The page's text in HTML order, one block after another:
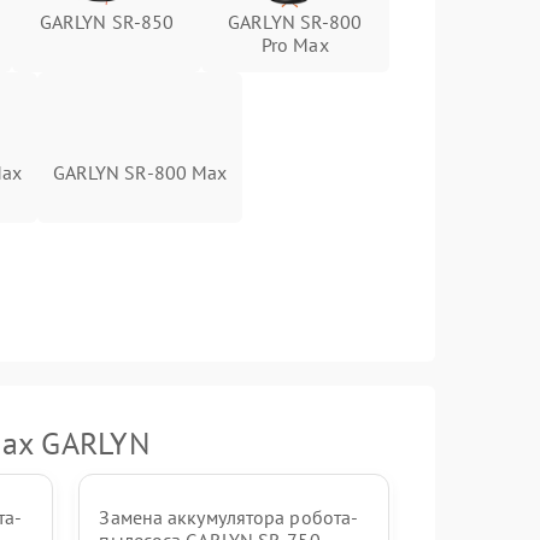
GARLYN SR-850
GARLYN SR-800
Pro Max
GARLYN SR-800 Max
GARLYN
Замена аккумулятора робота-